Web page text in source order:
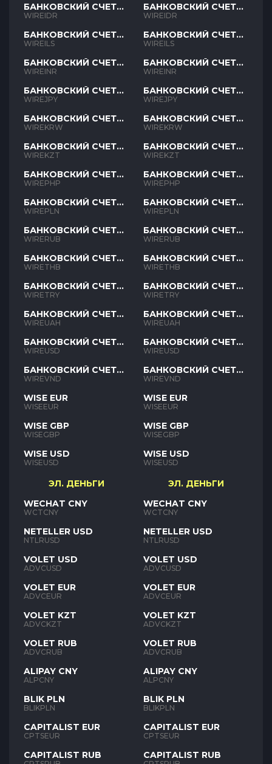
БАНКОВСКИЙ СЧЕТ
IDR
WIREIDR
БАНКОВСКИЙ СЧЕТ
ILS
WIREILS
БАНКОВСКИЙ СЧЕТ
INR
WIREINR
БАНКОВСКИЙ СЧЕТ
JPY
WIREJPY
БАНКОВСКИЙ СЧЕТ
KRW
WIREKRW
БАНКОВСКИЙ СЧЕТ
KZT
WIREKZT
БАНКОВСКИЙ СЧЕТ
PHP
WIREPHP
БАНКОВСКИЙ СЧЕТ
PLN
WIREPLN
БАНКОВСКИЙ СЧЕТ
RUB
WIRERUB
БАНКОВСКИЙ СЧЕТ
THB
WIRETHB
БАНКОВСКИЙ СЧЕТ
TRY
WIRETRY
БАНКОВСКИЙ СЧЕТ
UAH
WIREUAH
БАНКОВСКИЙ СЧЕТ
USD
WIREUSD
БАНКОВСКИЙ СЧЕТ
VND
WIREVND
WISE EUR
WISEEUR
WISE GBP
WISEGBP
WISE USD
WISEUSD
ЭЛ. ДЕНЬГИ
WECHAT CNY
WCTCNY
NETELLER USD
NTLRUSD
VOLET USD
ADVCUSD
VOLET EUR
ADVCEUR
VOLET KZT
ADVCKZT
VOLET RUB
ADVCRUB
ALIPAY CNY
ALPCNY
BLIK PLN
BLIKPLN
CAPITALIST EUR
CPTSEUR
CAPITALIST RUB
БАНКОВСКИЙ СЧЕТ
IDR
WIREIDR
БАНКОВСКИЙ СЧЕТ
ILS
WIREILS
БАНКОВСКИЙ СЧЕТ
INR
WIREINR
БАНКОВСКИЙ СЧЕТ
JPY
WIREJPY
БАНКОВСКИЙ СЧЕТ
KRW
WIREKRW
БАНКОВСКИЙ СЧЕТ
KZT
WIREKZT
БАНКОВСКИЙ СЧЕТ
PHP
WIREPHP
БАНКОВСКИЙ СЧЕТ
PLN
WIREPLN
БАНКОВСКИЙ СЧЕТ
RUB
WIRERUB
БАНКОВСКИЙ СЧЕТ
THB
WIRETHB
БАНКОВСКИЙ СЧЕТ
TRY
WIRETRY
БАНКОВСКИЙ СЧЕТ
UAH
WIREUAH
БАНКОВСКИЙ СЧЕТ
USD
WIREUSD
БАНКОВСКИЙ СЧЕТ
VND
WIREVND
WISE EUR
WISEEUR
WISE GBP
WISEGBP
WISE USD
WISEUSD
ЭЛ. ДЕНЬГИ
WECHAT CNY
WCTCNY
NETELLER USD
NTLRUSD
VOLET USD
ADVCUSD
VOLET EUR
ADVCEUR
VOLET KZT
ADVCKZT
VOLET RUB
ADVCRUB
ALIPAY CNY
ALPCNY
BLIK PLN
BLIKPLN
CAPITALIST EUR
CPTSEUR
CAPITALIST RUB